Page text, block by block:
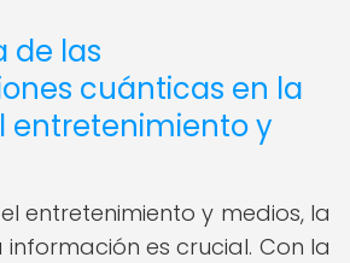
de las
cuánticas en la
entretenimiento y
entretenimiento y medios, la
es crucial. Con la